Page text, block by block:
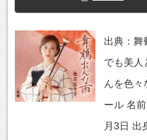
出典：舞
でも美人
んを色々
ール 名
月3日